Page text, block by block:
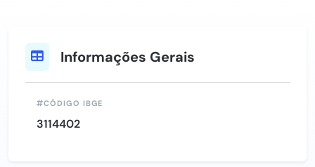
Informações Gerais
CÓDIGO IBGE
3114402